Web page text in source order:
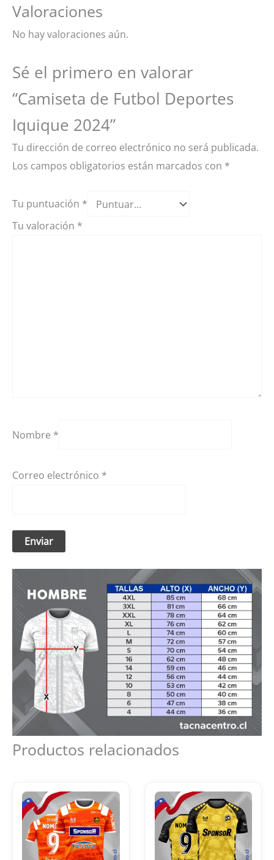
Valoraciones
No hay valoraciones aún.
Sé el primero en valorar
“Camiseta de Futbol Deportes
Iquique 2024”
Tu dirección de correo electrónico no será publicada.
Los campos obligatorios están marcados con *
Tu puntuación *
Tu valoración *
Nombre *
Correo electrónico *
Productos relacionados